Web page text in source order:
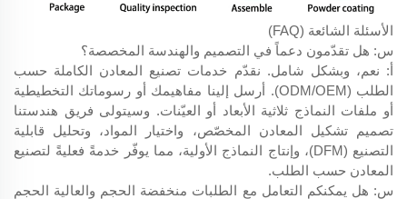
الأسئلة الشائعة (FAQ)
س: هل تقدّمون دعماً في التصميم والهندسة المخصصة؟
أ: نعم، وبشكل شامل. نقدّم خدمات تصنيع المعادن الكاملة حسب
الطلب (ODM/OEM). أرسل إلينا مفاهيمك أو رسوماتك التخطيطية
أو ملفات النماذج ثلاثية الأبعاد أو العيّنات. وسيتولى فريق هندستنا
تصميم تشكيل المعادن المخصّص، واختيار المواد، وتحليل قابلية
التصنيع (DFM)، وإنتاج النماذج الأولية، مما يوفّر خدمةً فعليةً لتصنيع
المعادن حسب الطلب.
س: هل يمكنكم التعامل مع الطلبات منخفضة الحجم والعالية الحجم